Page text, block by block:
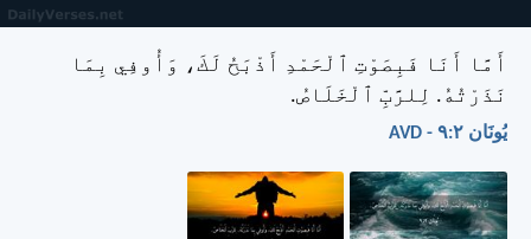
أَمَّا أَنَا فَبِصَوْتِ ٱلْحَمْدِ أَذْبَحُ لَكَ، وَأُوفِي بِمَا
نَذَرْتُهُ. لِلرَّبِّ ٱلْخَلَاصُ.
يُونَان ٢:‏٩ - AVD